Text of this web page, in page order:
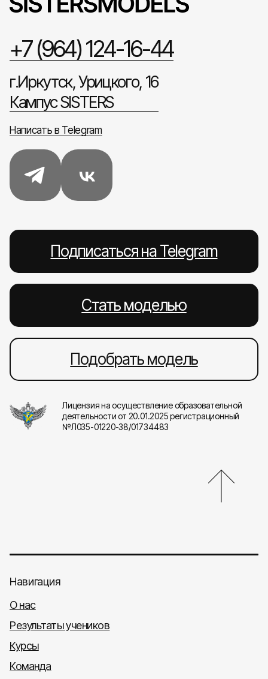
+7 (964) 124-16-44
г.Иркутск, Урицкого, 16
Кампус SISTERS
Написать в Telegram
Подписаться на Telegram
Стать моделью
Подобрать модель
Лицензия на осуществление образовательной
деятельности от 20.01.2025 регистрационный
№Л035-01220-38/01734483
Навигация
О нас
Результаты учеников
Курсы
Команда